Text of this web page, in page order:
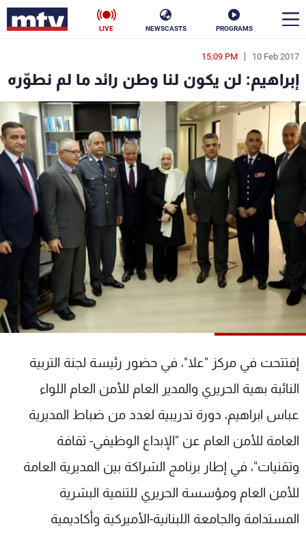
PROGRAMS
NEWSCASTS
LIVE
10 Feb 2017
15:09 PM
إبراهيم: لن يكون لنا وطن رائد ما لم نطوّره
إفتتحت في مركز "علا"، في حضور رئيسة لجنة التربية
النائبة بهية الحريري والمدير العام للأمن العام اللواء
عباس ابراهيم، دورة تدريبية لعدد من ضباط المديرية
العامة للأمن العام عن "الإبداع الوظيفي- ثقافة
وتقنيات"، في إطار برنامج الشراكة بين المديرية العامة
للأمن العام ومؤسسة الحريري للتنمية البشرية
المستدامة والجامعة اللبنانية-الأميركية وأكاديمية
en
الأخبار
سياسة ناس
إقتصاد فن
رياضة
كأس العالم
البرامج
جدول البرامج
عن MTV
الإنـتـاج
لاعلاناتكم
وظائف
تواصل معنا
شروط الإسـتخدام